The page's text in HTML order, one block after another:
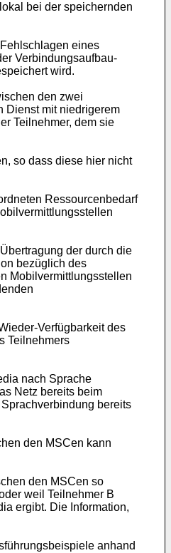
bei der speichernden
eines
Verbindungsaufbau-
wird.
den zwei
Dienst mit niedrigerem
Teilnehmer, dem sie
so dass diese hier nicht
Ressourcenbedarf
der durch die
bezüglich des
Mobilvermittlungsstellen
Verfügbarkeit des
Teilnehmers
nach Sprache
Netz bereits beim
bereits
den MSCen kann
den MSCen so
weil Teilnehmer B
ergibt. Die Information,
anhand